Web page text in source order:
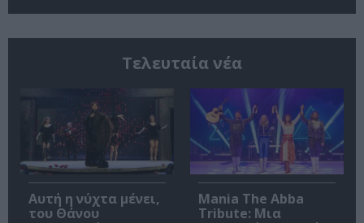
Τελευταία νέα
Αυτή η νύχτα μένει,
του Θάνου
Mania The Abba
Tribute: Μια